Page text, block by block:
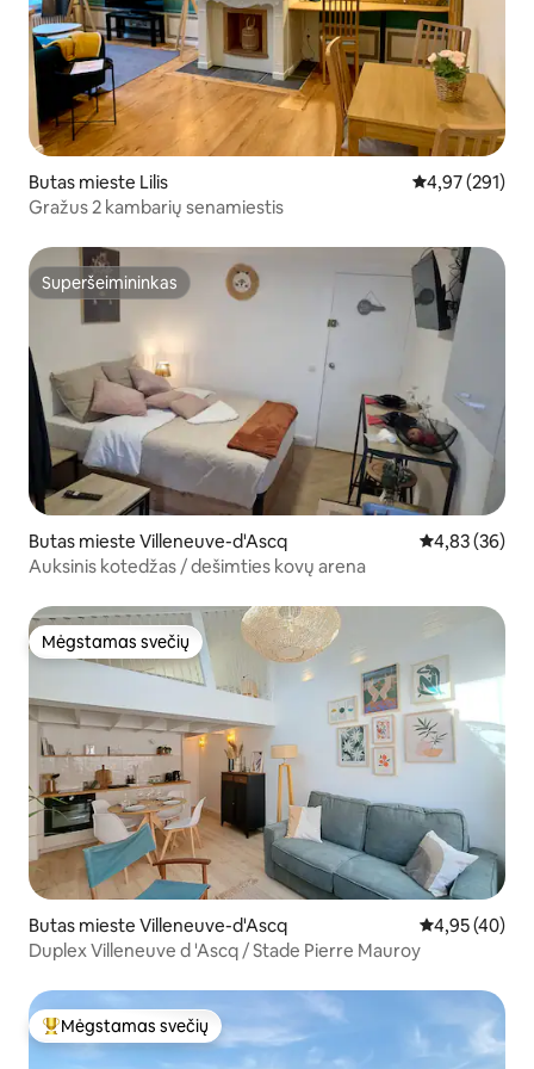
Butas mieste Lilis Vidutinis
4,97 (291)
Gražus 2 kambarių senamiestis
Superšeimininkas
Superšeimininkas
Butas mieste Villeneuve-d'Ascq Vidutinis
4,83 (36)
Auksinis kotedžas / dešimties kovų arena
Mėgstamas svečių
Mėgstamas svečių
Butas mieste Villeneuve-d'Ascq Vidutinis
4,95 (40)
Duplex Villeneuve d 'Ascq / Stade Pierre Mauroy
Svečių mėgstamiausias
Mėgstamas svečių